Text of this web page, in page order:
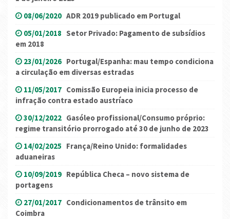
08/06/2020 ADR 2019 publicado em Portugal
05/01/2018 Setor Privado: Pagamento de subsídios
em 2018
23/01/2026 Portugal/Espanha: mau tempo condiciona
a circulação em diversas estradas
11/05/2017 Comissão Europeia inicia processo de
infração contra estado austríaco
30/12/2022 Gasóleo profissional/Consumo próprio:
regime transitório prorrogado até 30 de junho de 2023
14/02/2025 França/Reino Unido: formalidades
aduaneiras
10/09/2019 República Checa – novo sistema de
portagens
27/01/2017 Condicionamentos de trânsito em
Coimbra